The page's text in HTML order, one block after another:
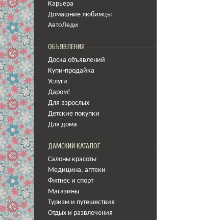
Карьера
Домашние любимцы
АвтоЛеди
ОБЪЯВЛЕНИЯ
Доска объявлений
Купи-продайка
Услуги
Даром!
Для взрослых
Детские покупки
Для дома
ДАМСКИЙ КАТАЛОГ
Салоны красоты
Медицина, аптеки
Фитнес и спорт
Магазины
Туризм и путешествия
Отдых и развлечения